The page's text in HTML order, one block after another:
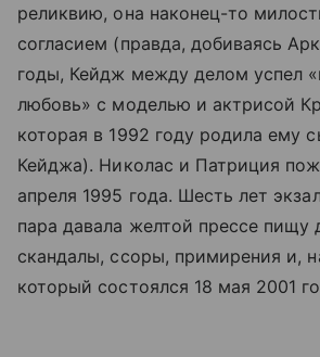
реликвию, она наконец-то
согласием (правда, добиваясь
годы, Кейдж между делом успел
любовь» с моделью и актрисой
которая в 1992 году родила ему
Кейджа). Николас и Патриция
апреля 1995 года. Шесть лет
пара давала желтой прессе пищу
скандалы, ссоры, примирения и,
который состоялся 18 мая 2001